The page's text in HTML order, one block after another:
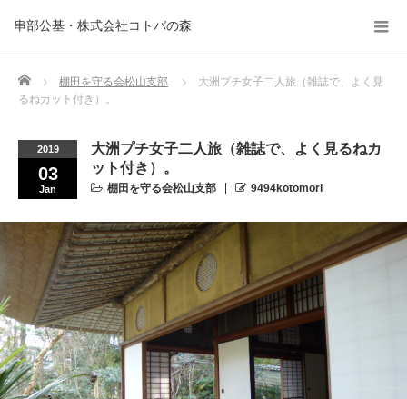
串部公基・株式会社コトバの森
Home 棚田を守る会松山支部
大洲プチ女子二人旅（雑誌で、よく見
るねカット付き）。
2019
03
Jan
大洲プチ女子二人旅（雑誌で、よく見るねカ
ット付き）。
棚田を守る会松山支部 9494kotomori